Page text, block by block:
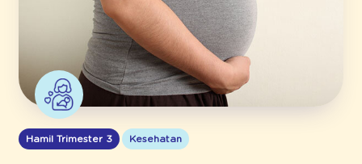
Hamil Trimester 3 Kesehatan